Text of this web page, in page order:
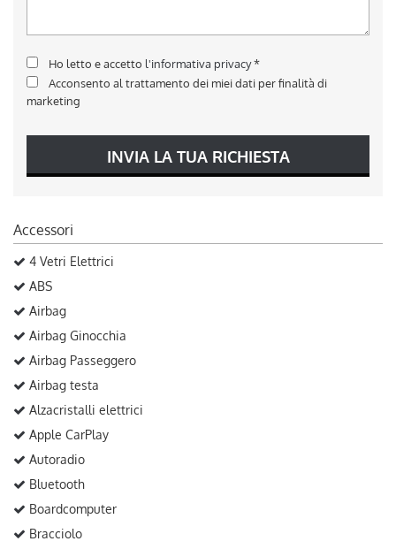
Ho letto e accetto l'informativa privacy*
Acconsento al trattamento dei miei dati per finalità di
marketing
INVIA LA TUA RICHIESTA
Accessori
4 Vetri Elettrici
ABS
Airbag
Airbag Ginocchia
Airbag Passeggero
Airbag testa
Alzacristalli elettrici
Apple CarPlay
Autoradio
Bluetooth
Boardcomputer
Bracciolo